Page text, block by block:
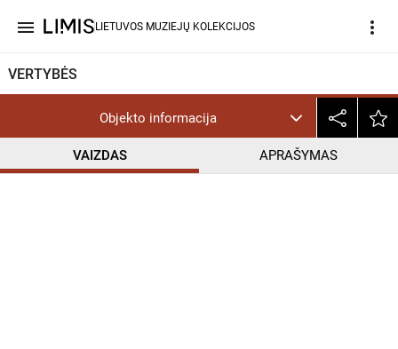
menu LIETUVOS MUZIEJŲ KOLEKCIJOS more_vert
VERTYBĖS
Objekto informacija
VAIZDAS APRAŠYMAS